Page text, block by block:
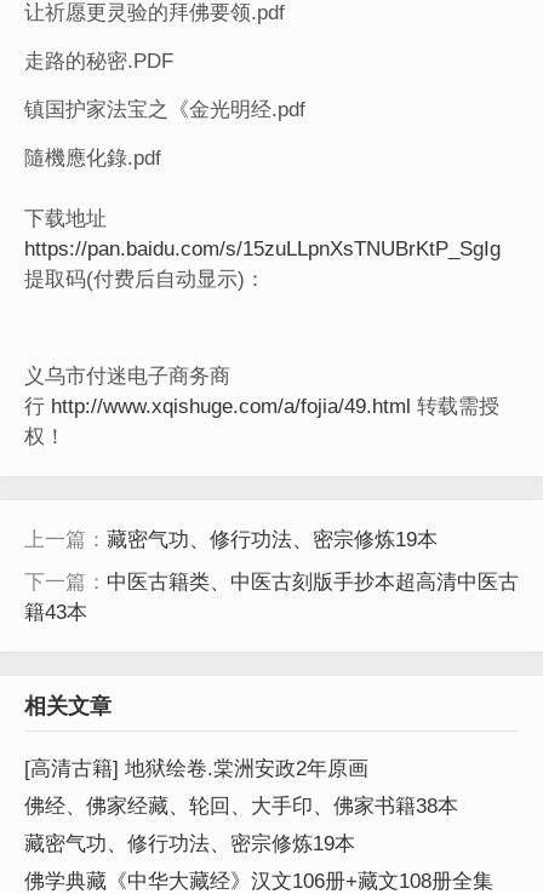
让祈愿更灵验的拜佛要领.pdf
走路的秘密.PDF
镇国护家法宝之《金光明经.pdf
隨機應化錄.pdf
下载地址
https://pan.baidu.com/s/15zuLLpnXsTNUBrKtP_SgIg
提取码(付费后自动显示)：
义乌市付迷电子商务商
行 http://www.xqishuge.com/a/fojia/49.html 转载需授
权！
上一篇： 藏密气功、修行功法、密宗修炼19本
下一篇： 中医古籍类、中医古刻版手抄本超高清中医古
籍43本
相关文章
[高清古籍] 地狱绘卷.棠洲安政2年原画
佛经、佛家经藏、轮回、大手印、佛家书籍38本
藏密气功、修行功法、密宗修炼19本
佛学典藏《中华大藏经》汉文106册+藏文108册全集